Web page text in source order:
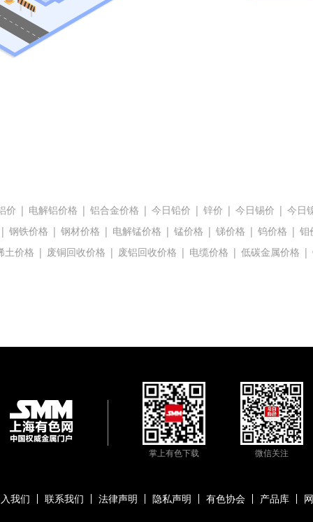
价 | 电解铝价格 | 铝合金价格 | 今日铅价 | 锌价 | 今日锡价 | 今日
| 钢铁价格 | 钢材价格 | 电解锰价格 | 锰价格 | 锑价格 | 钨价格 | 钼
土价格 | 废铜回收价格 | 废铝回收价格 | 电缆价格 | 低碳金属价格 |
掌上有色下载 微信关注
我们 联系我们 法律声明 隐私声明 有色协会 产品库